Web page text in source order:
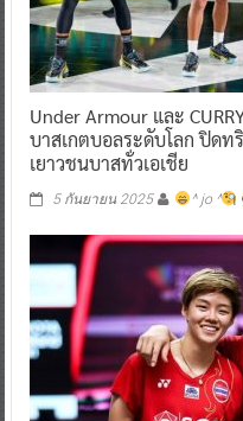
Under Armour และ
บาสเกตบอลระดับโลก ปิดท
เยาวชนบาสทั่วเอเชีย
5 กันยายน 2025 ^ jo ^